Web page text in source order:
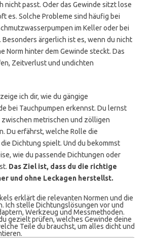
nicht passt. Oder das Gewinde sitzt lose
es. Solche Probleme sind häufig bei
im Keller oder bei
Besonders ärgerlich ist es, wenn du nicht
Norm hinter dem Gewinde steckt. Das
Zeitverlust und undichten
ich dir, wie du gängige
bei Tauchpumpen erkennst. Du lernst
metrischen und zölligen
Du erfährst, welche Rolle die
Dichtung spielt. Und du bekommst
wie du passende Dichtungen oder
Das Ziel ist, dass du die richtige
und ohne Leckagen herstellst.
erklärt die relevanten Normen und die
Ich stelle Dichtungslösungen vor und
Werkzeug und Messmethoden.
gezielt prüfen, welches Gewinde deine
Teile du brauchst, um alles dicht und